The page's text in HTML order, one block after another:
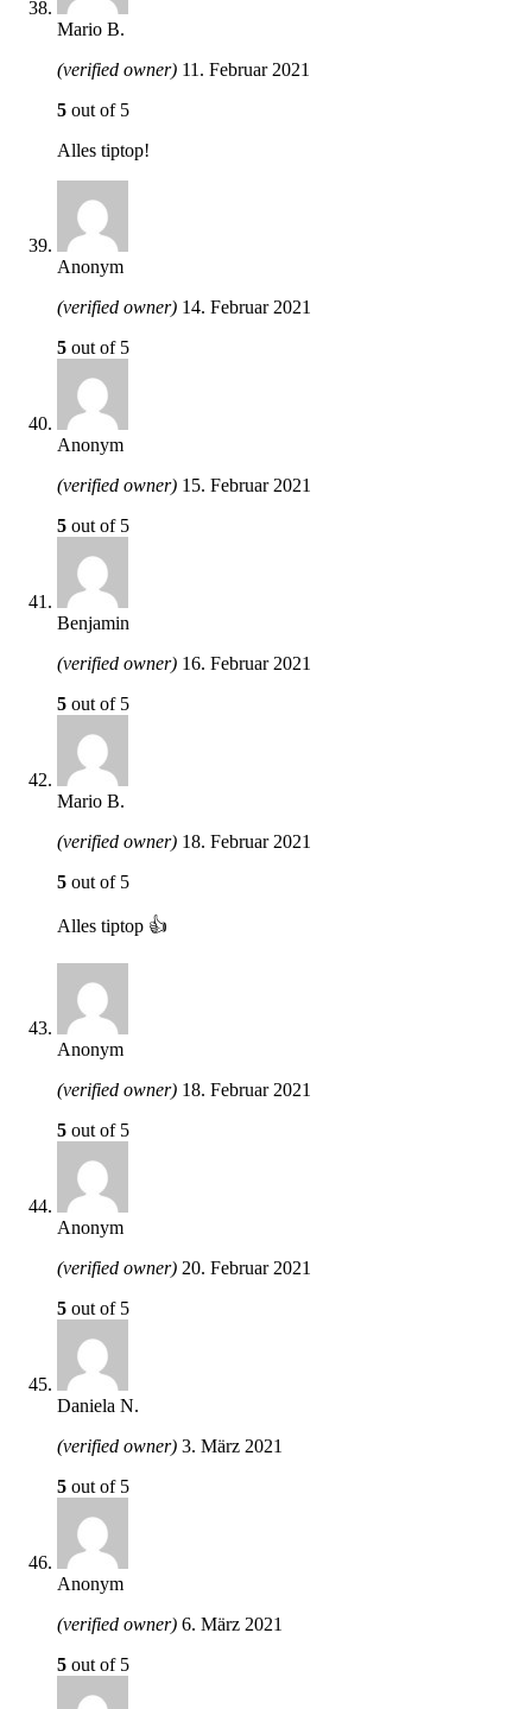
Mario B.
(verified owner) 11. Februar 2021
5 out of 5
Alles tiptop!
Anonym
(verified owner) 14. Februar 2021
5 out of 5
Anonym
(verified owner) 15. Februar 2021
5 out of 5
Benjamin
(verified owner) 16. Februar 2021
5 out of 5
Mario B.
(verified owner) 18. Februar 2021
5 out of 5
Alles tiptop 👍
Anonym
(verified owner) 18. Februar 2021
5 out of 5
Anonym
(verified owner) 20. Februar 2021
5 out of 5
Daniela N.
(verified owner) 3. März 2021
5 out of 5
Anonym
(verified owner) 6. März 2021
5 out of 5